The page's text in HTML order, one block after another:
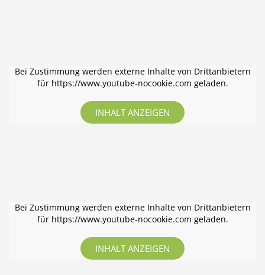
Bei Zustimmung werden externe Inhalte von Drittanbietern
für https://www.youtube-nocookie.com geladen.
INHALT ANZEIGEN
Bei Zustimmung werden externe Inhalte von Drittanbietern
für https://www.youtube-nocookie.com geladen.
INHALT ANZEIGEN